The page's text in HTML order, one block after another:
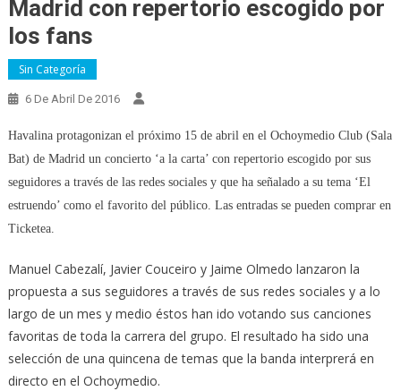
Madrid con repertorio escogido por
los fans
Sin Categoría
6 De Abril De 2016
Havalina protagonizan el próximo 15 de abril en el Ochoymedio Club (Sala
Bat) de Madrid un concierto ‘a la carta’ con repertorio escogido por sus
seguidores a través de las redes sociales y que ha señalado a su tema ‘El
estruendo’ como el favorito del público. Las entradas se pueden comprar en
Ticketea.
Manuel Cabezalí, Javier Couceiro y Jaime Olmedo lanzaron la
propuesta a sus seguidores a través de sus redes sociales y a lo
largo de un mes y medio éstos han ido votando sus canciones
favoritas de toda la carrera del grupo. El resultado ha sido una
selección de una quincena de temas que la banda interprerá en
directo en el Ochoymedio.